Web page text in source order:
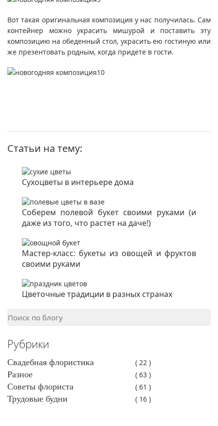
Вот такая оригинальная композиция у нас получилась. Сам
контейнер можно украсить мишурой и поставить эту
композицию на обеденный стол, украсить ею гостиную или
же презентовать родным, когда придете в гости.
Статьи на тему:
Сухоцветы в интерьере дома
Соберем полевой букет своими руками (и
даже из того, что растет на даче!)
Мастер-класс: букеты из овощей и фруктов
своими руками
Цветочные традиции в разных странах
Рубрики
Свадебная флористика ( 22 )
Разное ( 63 )
Советы флориста ( 61 )
Трудовые будни ( 16 )